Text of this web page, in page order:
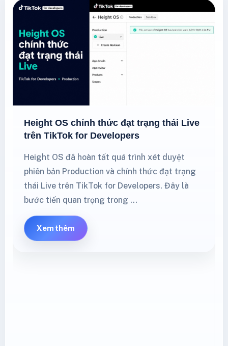
Height OS chính thức đạt trạng thái Live
trên TikTok for Developers
Height OS đã hoàn tất quá trình xét duyệt
phiên bản Production và chính thức đạt trạng
thái Live trên TikTok for Developers. Đây là
bước tiến quan trọng trong …
Xem thêm